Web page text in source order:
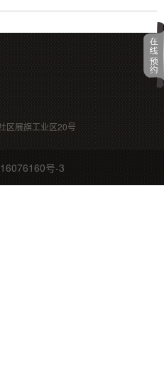
区展旗工业区20号
号-3